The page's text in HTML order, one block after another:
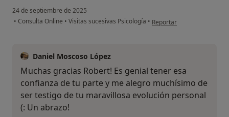
24 de septiembre de 2025
• Consulta Online • Visitas sucesivas Psicología • en opinión del usuario
Reportar
Daniel Moscoso López
Muchas gracias Robert! Es genial tener esa
confianza de tu parte y me alegro muchísimo de
ser testigo de tu maravillosa evolución personal
(: Un abrazo!